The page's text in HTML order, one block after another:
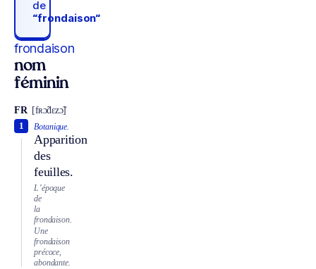
de
“frondaison“
frondaison
nom
féminin
FR [fʀɔ̃dɛzɔ̃]
Botanique.
Apparition
des
feuilles.
1
L’époque
de
la
frondaison.
Une
frondaison
précoce,
abondante.